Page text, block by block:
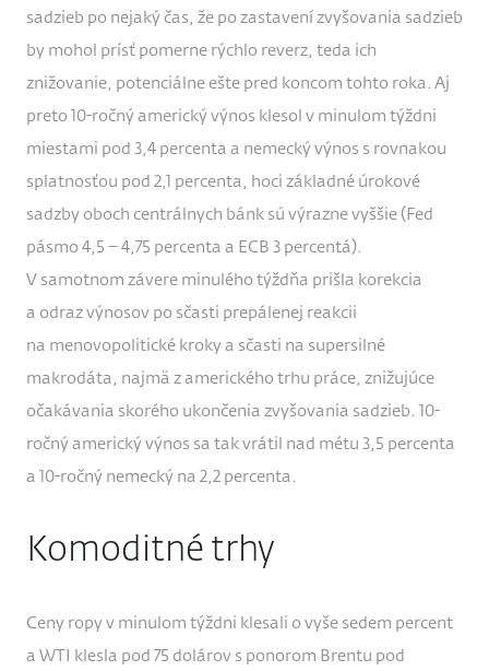
sadzieb po nejaký čas, že po zastavení zvyšovania sadzieb
by mohol prísť pomerne rýchlo reverz, teda ich
znižovanie, potenciálne ešte pred koncom tohto roka. Aj
preto 10-ročný americký výnos klesol v minulom týždni
miestami pod 3,4 percenta a nemecký výnos s rovnakou
splatnosťou pod 2,1 percenta, hoci základné úrokové
sadzby oboch centrálnych bánk sú výrazne vyššie (Fed
pásmo 4,5 – 4,75 percenta a ECB 3 percentá).
V samotnom závere minulého týždňa prišla korekcia
a odraz výnosov po sčasti prepálenej reakcii
na menovopolitické kroky a sčasti na supersilné
makrodáta, najmä z amerického trhu práce, znižujúce
očakávania skorého ukončenia zvyšovania sadzieb. 10-
ročný americký výnos sa tak vrátil nad métu 3,5 percenta
a 10-ročný nemecký na 2,2 percenta.
Komoditné trhy
Ceny ropy v minulom týždni klesali o vyše sedem percent
a WTI klesla pod 75 dolárov s ponorom Brentu pod